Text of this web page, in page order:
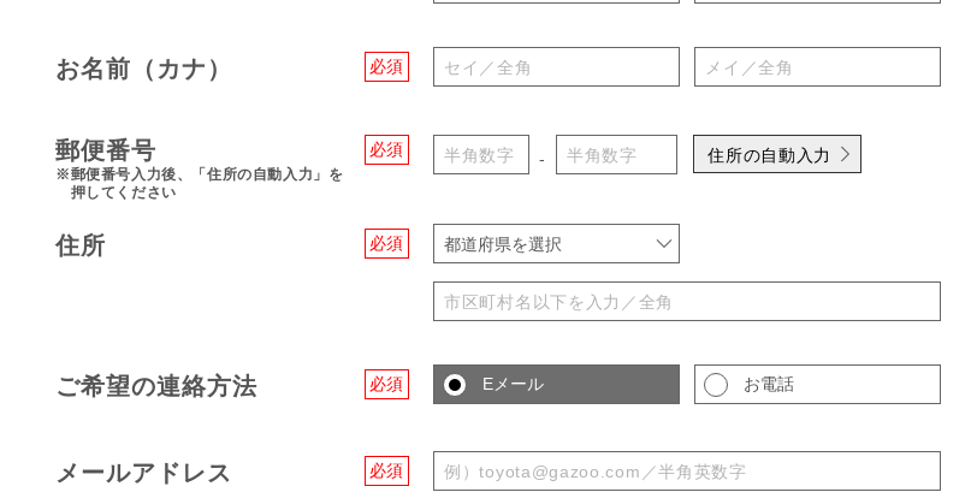
必須
お名前（カナ）
必須
郵便番号
※郵便番号入力後、「住所の自動入力」を
押してください
- 住所の自動入力
必須
住所 都道府県を選択
必須
ご希望の連絡方法 Eメール お電話
必須
メールアドレス